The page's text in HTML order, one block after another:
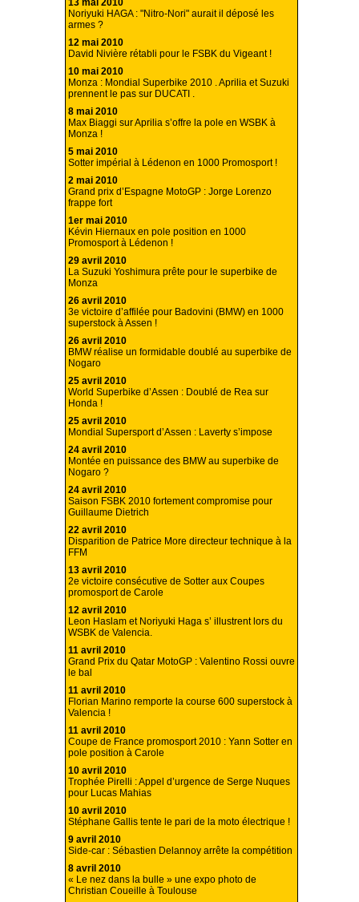
13 mai 2010
Noriyuki HAGA : "Nitro-Nori" aurait il déposé les
armes ?
12 mai 2010
David Nivière rétabli pour le FSBK du Vigeant !
10 mai 2010
Monza : Mondial Superbike 2010 . Aprilia et Suzuki
prennent le pas sur DUCATI .
8 mai 2010
Max Biaggi sur Aprilia s’offre la pole en WSBK à
Monza !
5 mai 2010
Sotter impérial à Lédenon en 1000 Promosport !
2 mai 2010
Grand prix d’Espagne MotoGP : Jorge Lorenzo
frappe fort
1er mai 2010
Kévin Hiernaux en pole position en 1000
Promosport à Lédenon !
29 avril 2010
La Suzuki Yoshimura prête pour le superbike de
Monza
26 avril 2010
3e victoire d’affilée pour Badovini (BMW) en 1000
superstock à Assen !
26 avril 2010
BMW réalise un formidable doublé au superbike de
Nogaro
25 avril 2010
World Superbike d’Assen : Doublé de Rea sur
Honda !
25 avril 2010
Mondial Supersport d’Assen : Laverty s’impose
24 avril 2010
Montée en puissance des BMW au superbike de
Nogaro ?
24 avril 2010
Saison FSBK 2010 fortement compromise pour
Guillaume Dietrich
22 avril 2010
Disparition de Patrice More directeur technique à la
FFM
13 avril 2010
2e victoire consécutive de Sotter aux Coupes
promosport de Carole
12 avril 2010
Leon Haslam et Noriyuki Haga s’ illustrent lors du
WSBK de Valencia.
11 avril 2010
Grand Prix du Qatar MotoGP : Valentino Rossi ouvre
le bal
11 avril 2010
Florian Marino remporte la course 600 superstock à
Valencia !
11 avril 2010
Coupe de France promosport 2010 : Yann Sotter en
pole position à Carole
10 avril 2010
Trophée Pirelli : Appel d’urgence de Serge Nuques
pour Lucas Mahias
10 avril 2010
Stéphane Gallis tente le pari de la moto électrique !
9 avril 2010
Side-car : Sébastien Delannoy arrête la compétition
8 avril 2010
« Le nez dans la bulle » une expo photo de
Christian Coueille à Toulouse